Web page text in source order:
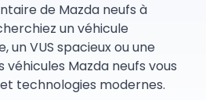
de Mazda neufs à
un véhicule
un VUS spacieux ou une
Mazda neufs vous
technologies modernes.